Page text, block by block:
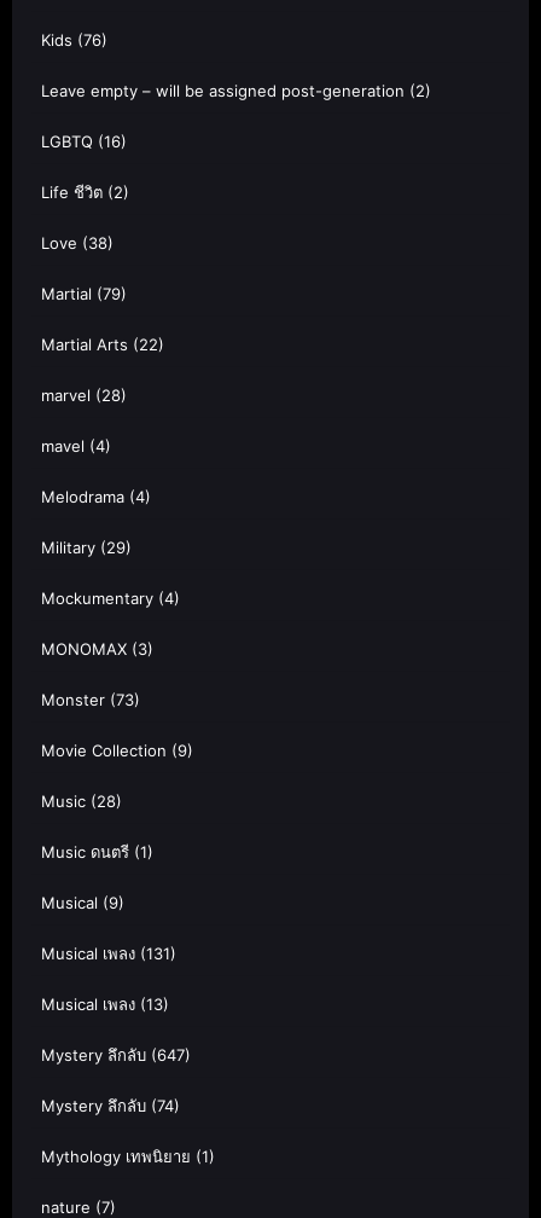
Kids (76)
Leave empty – will be assigned post-generation (2)
LGBTQ (16)
Life ชีวิต (2)
Love (38)
Martial (79)
Martial Arts (22)
marvel (28)
mavel (4)
Melodrama (4)
Military (29)
Mockumentary (4)
MONOMAX (3)
Monster (73)
Movie Collection (9)
Music (28)
Music ดนตรี (1)
Musical (9)
Musical เพลง (131)
Musical เพลง (13)
Mystery ลึกลับ (647)
Mystery ลึกลับ (74)
Mythology เทพนิยาย (1)
nature (7)